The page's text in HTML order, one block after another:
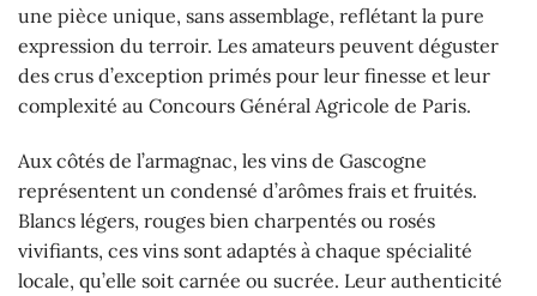
une pièce unique, sans assemblage, reflétant la pure
expression du terroir. Les amateurs peuvent déguster
des crus d’exception primés pour leur finesse et leur
complexité au Concours Général Agricole de Paris.
Aux côtés de l’armagnac, les vins de Gascogne
représentent un condensé d’arômes frais et fruités.
Blancs légers, rouges bien charpentés ou rosés
vivifiants, ces vins sont adaptés à chaque spécialité
locale, qu’elle soit carnée ou sucrée. Leur authenticité